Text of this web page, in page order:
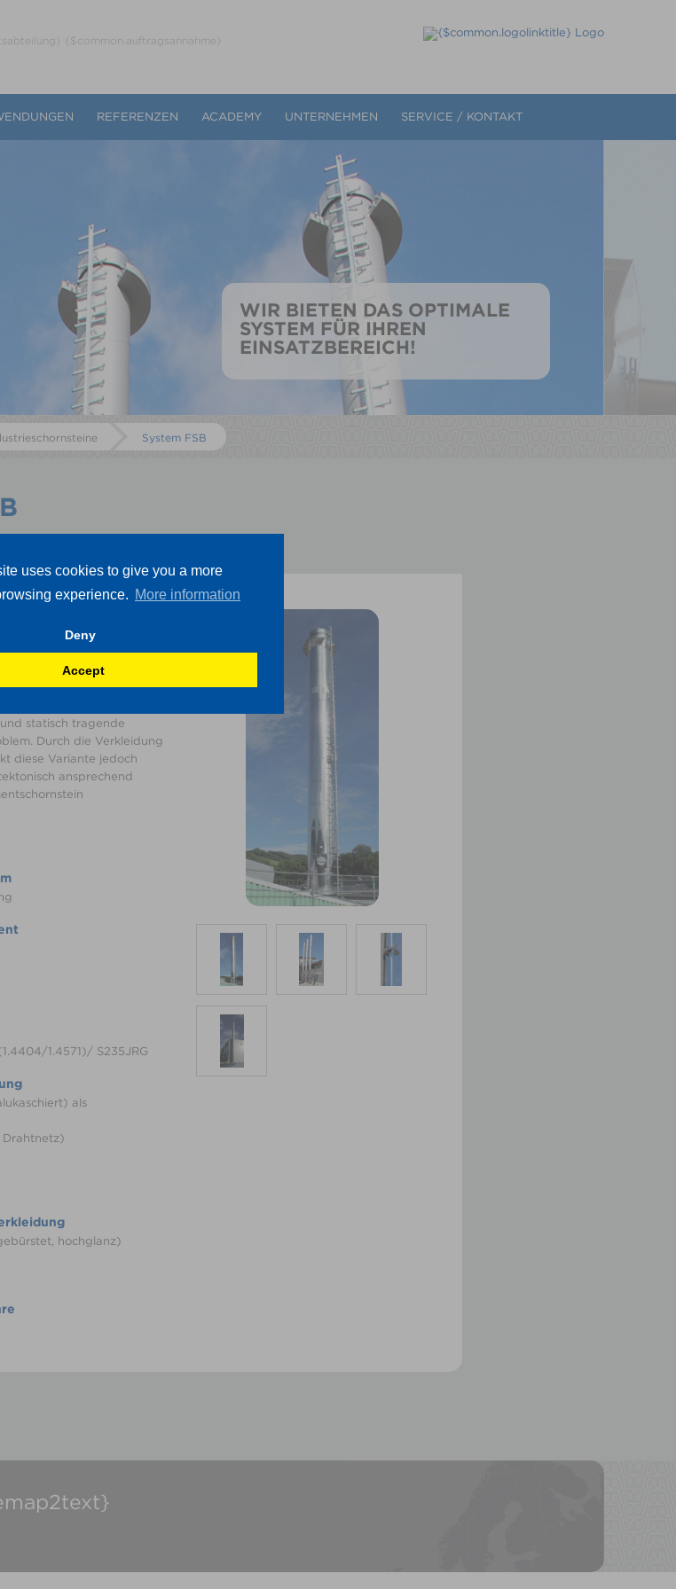
uses cookies to give you a more
experience. More information
Deny
Accept
{$common.auftragsannahme}
REFERENZEN ACADEMY UNTERNEHMEN SERVICE / KONTAKT
WIR BIETEN DAS OPTIMALE
SYSTEM FÜR IHREN
EINSATZBEREICH!
System FSB
an seine Grenzen kommt,
auf das System FSB schnell
7000Pa sowie
statisch tragende
Durch die Verkleidung
diese Variante jedoch
ansprechend
1.4571)/ S235JRG
als
Drahtnetz)
hochglanz)